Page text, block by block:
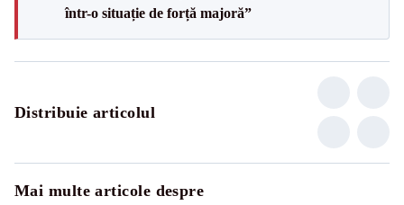
într-o situație de forță majoră”
Distribuie articolul
Mai multe articole despre